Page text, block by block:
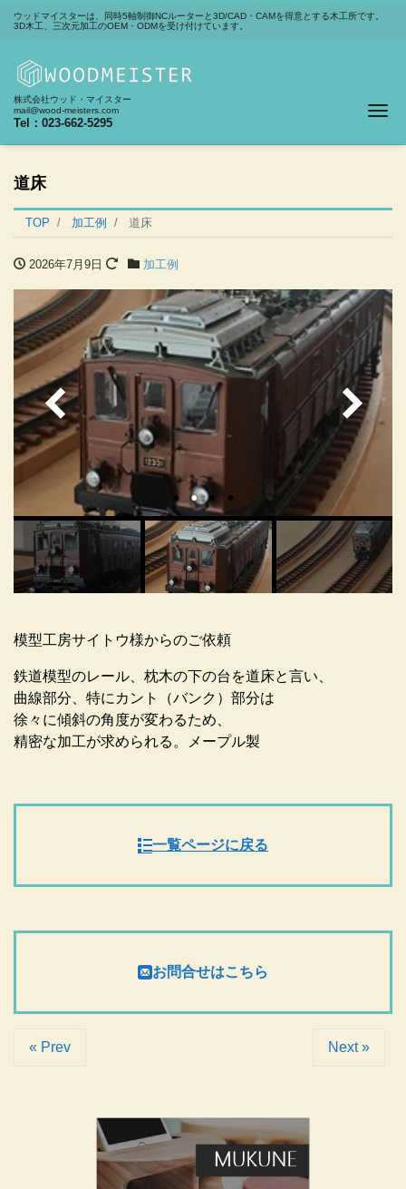
ウッドマイスターは、同時5軸制御NCルーターと3D/CAD・CAMを得意とする木工所です。
3D木工、三次元加工のOEM・ODMを受け付けています。
株式会社ウッド・マイスター
mail@wood-meisters.com
Tel：023-662-5295
道床
TOP 加工例 道床
2026年7月9日 加工例
模型工房サイトウ様からのご依頼
鉄道模型のレール、枕木の下の台を道床と言い、
曲線部分、特にカント（バンク）部分は
徐々に傾斜の角度が変わるため、
精密な加工が求められる。メープル製
一覧ページに戻る
お問合せはこちら
« Prev Next »